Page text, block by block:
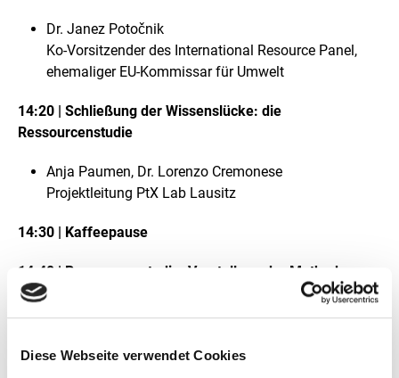
Diese Webseite verwendet Cookies
Dr. Janez Potočnik
Ko-Vorsitzender des International Resource Panel,
ehemaliger EU-Kommissar für Umwelt
14:20 | Schließung der Wissenslücke: die
Ressourcenstudie
Anja Paumen, Dr. Lorenzo Cremonese
Projektleitung PtX Lab Lausitz
14:30 | Kaffeepause
14:40 | Ressourcenstudie: Vorstellung der Methoden
und Ergebnisse
Projektleitung DECHEMA e.V., Teil des